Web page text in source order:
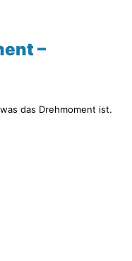
–
das Drehmoment ist.